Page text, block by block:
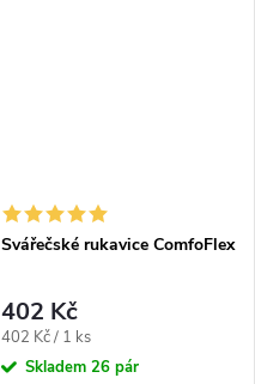
Svářečské rukavice ComfoFlex
402 Kč
Měrná cena:
402 Kč / 1 ks
Skladem 26 pár